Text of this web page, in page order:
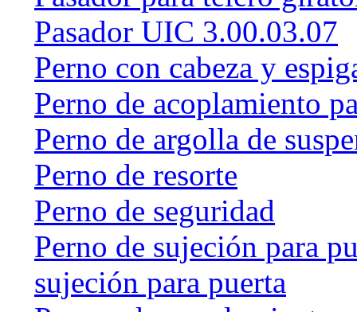
Pasador UIC 3.00.03.07
Perno con cabeza y
Perno de acoplamiento
Perno de argolla de
Perno de resorte
Perno de seguridad
Perno de sujeción para
sujeción para puerta